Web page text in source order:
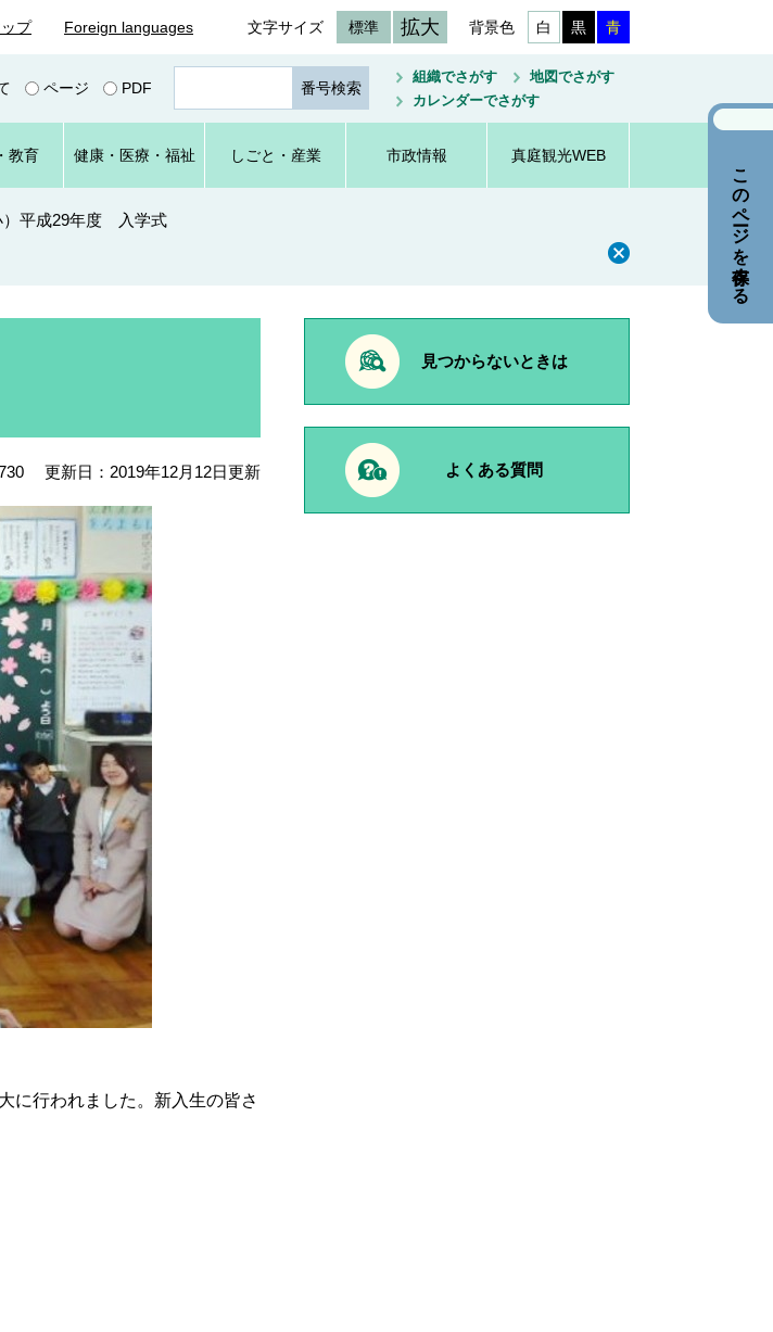
プ Foreign languages 文字サイズ 標準 拡大 背景色 白 黒 青
ページ PDF
ジ
番
号
を
組織でさがす
地図でさがす
カレンダーでさがす
・教育 健康・ 医療・ 福祉 しごと ・産業 市政情報 真庭観光WEB
）平成29年度 入学式
更新日：2019年12月12日更新
に行われました。新入生の皆さ
見つからないときは
よくある質問
このページを保存する